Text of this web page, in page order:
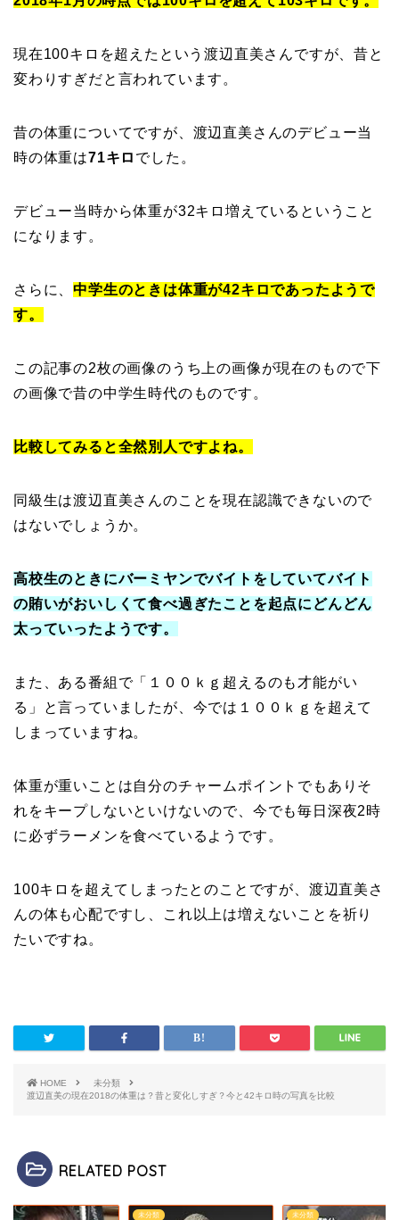
現在100キロを超えたという渡辺直美さんですが、昔と
変わりすぎだと言われています。
昔の体重についてですが、渡辺直美さんのデビュー当
時の体重は71キロ でした。
デビュー当時から体重が32キロ増えているということ
になります。
さらに、中学生のときは体重が42キロであったようで
す。
この記事の2枚の画像のうち上の画像が現在のもので下
の画像で昔の中学生時代のものです。
比較してみると全然別人ですよね。
同級生は渡辺直美さんのことを現在認識できないので
はないでしょうか。
高校生のときにバーミヤンでバイトをしていてバイト
の賄いがおいしくて食べ過ぎたことを起点にどんどん
太っていったようです。
また、ある番組で「１００ｋｇ超えるのも才能がい
る」と言っていましたが、今では１００ｋｇを超えて
しまっていますね。
体重が重いことは自分のチャームポイントでもありそ
れをキープしないといけないので、今でも毎日深夜2時
に必ずラーメンを食べているようです。
100キロを超えてしまったとのことですが、渡辺直美さ
んの体も心配ですし、これ以上は増えないことを祈り
たいですね。
HOME
未分類
渡辺直美の現在2018の体重は？昔と変化しすぎ？今と42キロ時の写真を比較
RELATED POST
未分類 未分類